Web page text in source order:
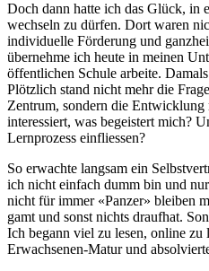
Doch dann hatte ich das Glück, in
wechseln zu dürfen. Dort waren
individuelle Förderung und
übernehme ich heute in meinen
öffentlichen Schule arbeite.
Plötzlich stand nicht mehr die
Zentrum, sondern die Entwicklung
interessiert, was begeistert mich?
Lernprozess einfliessen?
So erwachte langsam ein
ich nicht einfach dumm bin und
nicht für immer «Panzer» bleiben
gamt und sonst nichts draufhat.
Ich begann viel zu lesen, online zu
Erwachsenen-Matur und